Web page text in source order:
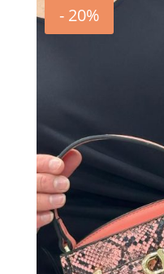
- 20%